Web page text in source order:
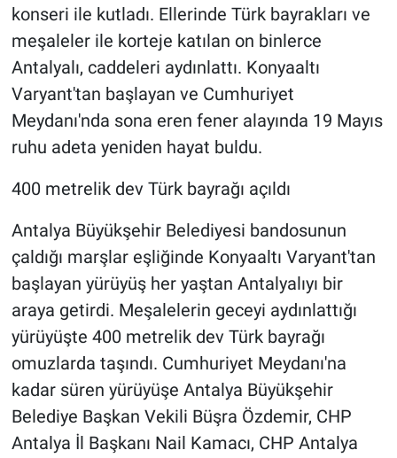
konseri ile kutladı. Ellerinde Türk bayrakları ve
meşaleler ile korteje katılan on binlerce
Antalyalı, caddeleri aydınlattı. Konyaaltı
Varyant'tan başlayan ve Cumhuriyet
Meydanı'nda sona eren fener alayında 19 Mayıs
ruhu adeta yeniden hayat buldu.
400 metrelik dev Türk bayrağı açıldı
Antalya Büyükşehir Belediyesi bandosunun
çaldığı marşlar eşliğinde Konyaaltı Varyant'tan
başlayan yürüyüş her yaştan Antalyalıyı bir
araya getirdi. Meşalelerin geceyi aydınlattığı
yürüyüşte 400 metrelik dev Türk bayrağı
omuzlarda taşındı. Cumhuriyet Meydanı'na
kadar süren yürüyüşe Antalya Büyükşehir
Belediye Başkan Vekili Büşra Özdemir, CHP
Antalya İl Başkanı Nail Kamacı, CHP Antalya